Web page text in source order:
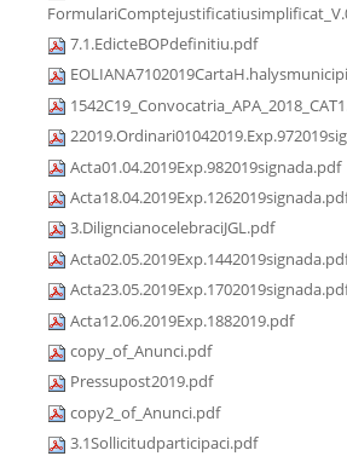
7.1.EdicteBOPdefinitiu.pdf
Acta01.04.2019Exp.982019signada.pdf
3.DiligncianocelebraciJGL.pdf
Acta12.06.2019Exp.1882019.pdf
copy_of_Anunci.pdf
Pressupost2019.pdf
copy2_of_Anunci.pdf
3.1Sollicitudparticipaci.pdf